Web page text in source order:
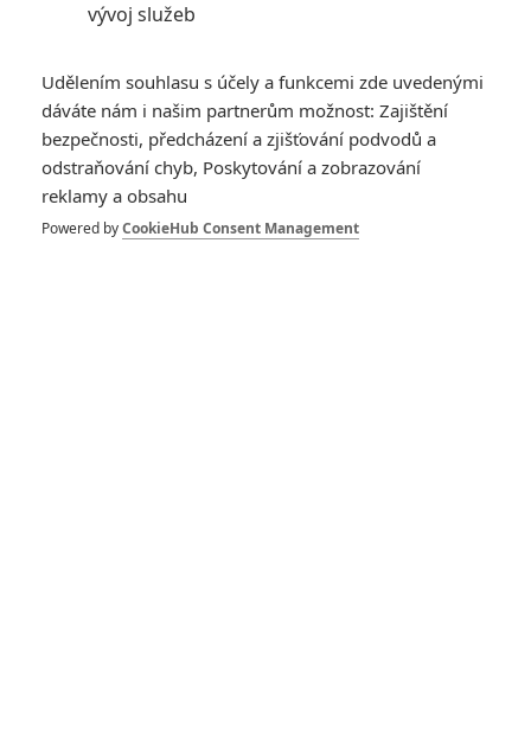
Zůstat přihlášen
Buďte první kdo okomentuje film
vývoj služeb
Udělením souhlasu s účely a funkcemi zde uvedenými
dáváte nám i našim partnerům možnost: Zajištění
bezpečnosti, předcházení a zjišťování podvodů a
odstraňování chyb, Poskytování a zobrazování
reklamy a obsahu
Powered byCookieHub Consent Management